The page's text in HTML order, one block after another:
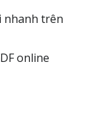
nhanh trên
online